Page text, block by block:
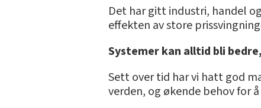
Det har gitt industri, handel
effekten av store
Systemer kan alltid bli
Sett over tid har vi hatt god
verden, og økende behov for